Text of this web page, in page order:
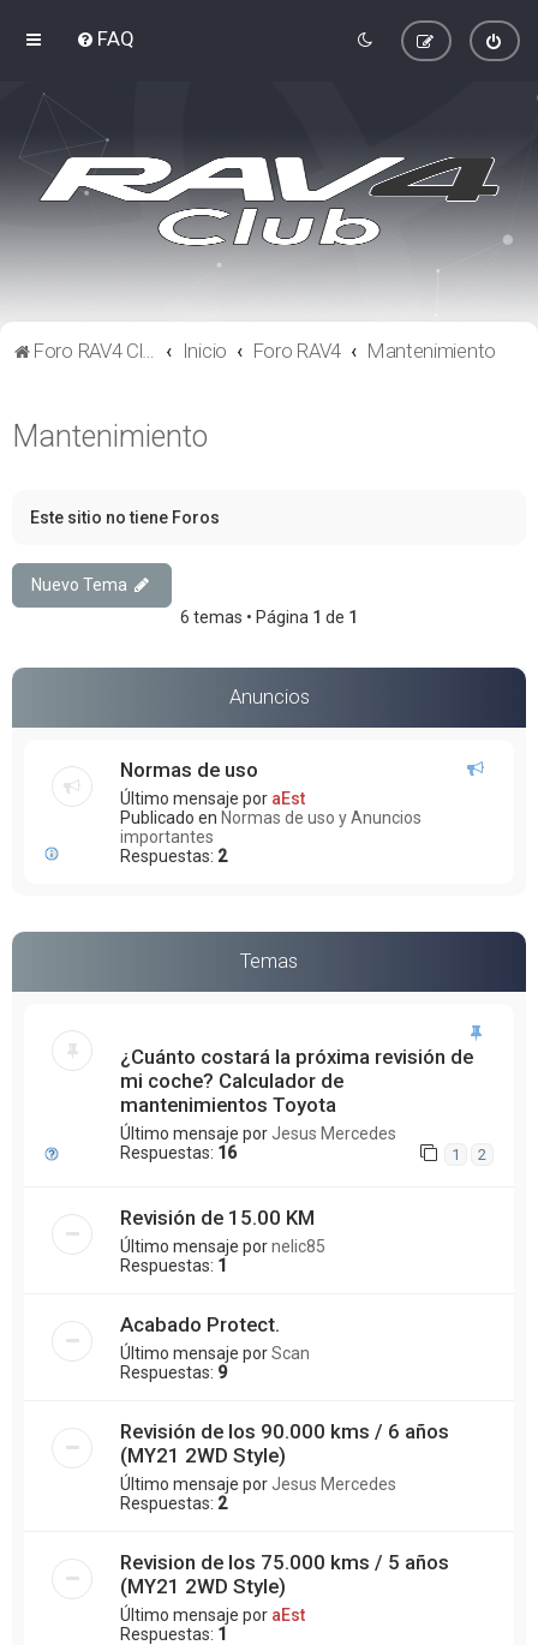
FAQ
Foro RAV4 Club Inicio Foro RAV4 Mantenimiento
Mantenimiento
Este sitio no tiene Foros
Nuevo Tema
6 temas • Página 1 de 1
Anuncios
Normas de uso
Último mensaje por aEst
Publicado en Normas de uso y Anuncios
importantes
Respuestas: 2
Temas
¿Cuánto costará la próxima revisión de
mi coche? Calculador de
mantenimientos Toyota
Último mensaje por Jesus Mercedes
Respuestas: 16 1 2
Revisión de 15.00 KM
Último mensaje pornelic85
Respuestas: 1
Acabado Protect.
Último mensaje porScan
Respuestas: 9
Revisión de los 90.000 kms / 6 años
(MY21 2WD Style)
Último mensaje por Jesus Mercedes
Respuestas: 2
Revision de los 75.000 kms / 5 años
(MY21 2WD Style)
Último mensaje por aEst
Respuestas: 1